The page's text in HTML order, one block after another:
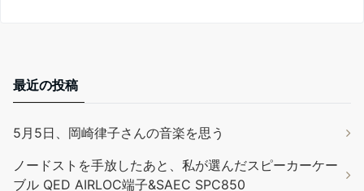
最近の投稿
5月5日、岡崎律子さんの音楽を思う
ノードストを手放したあと、私が選んだスピーカーケー
ブル QED AIRLOC端子&SAEC SPC850